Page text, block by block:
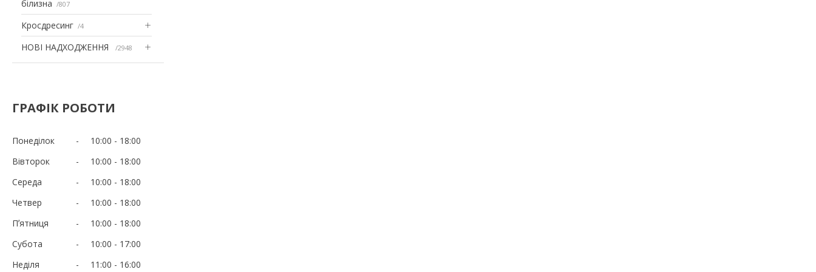
білизна
807
Кросдресинг 4
НОВІ НАДХОДЖЕННЯ 2948
ГРАФІК РОБОТИ
Понеділок 10:00
18:00
Вівторок
10:00
18:00
Середа
10:00
18:00
Четвер
10:00
18:00
Пʼятниця
10:00
18:00
Субота
10:00
17:00
Неділя
11:00 16:00